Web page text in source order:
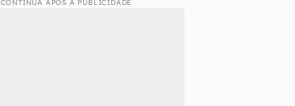
CONTINUA APÓS A PUBLICIDADE